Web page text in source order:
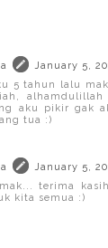
January 5,
5 tahun lalu
aku pikir gak
tua :)
January 5,
terima
kita semua :)